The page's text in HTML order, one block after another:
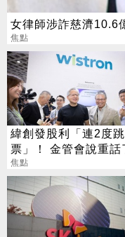
女律師涉詐慈濟10.6
焦點
緯創發股利「連2度跳
票」！ 金管會說重話
焦點